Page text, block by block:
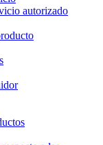
autorizado